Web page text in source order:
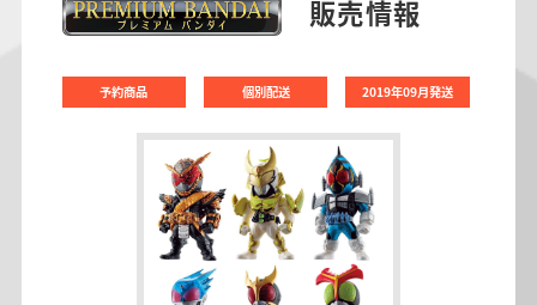
販売情報
予約商品 個別配送 2019年09月発送